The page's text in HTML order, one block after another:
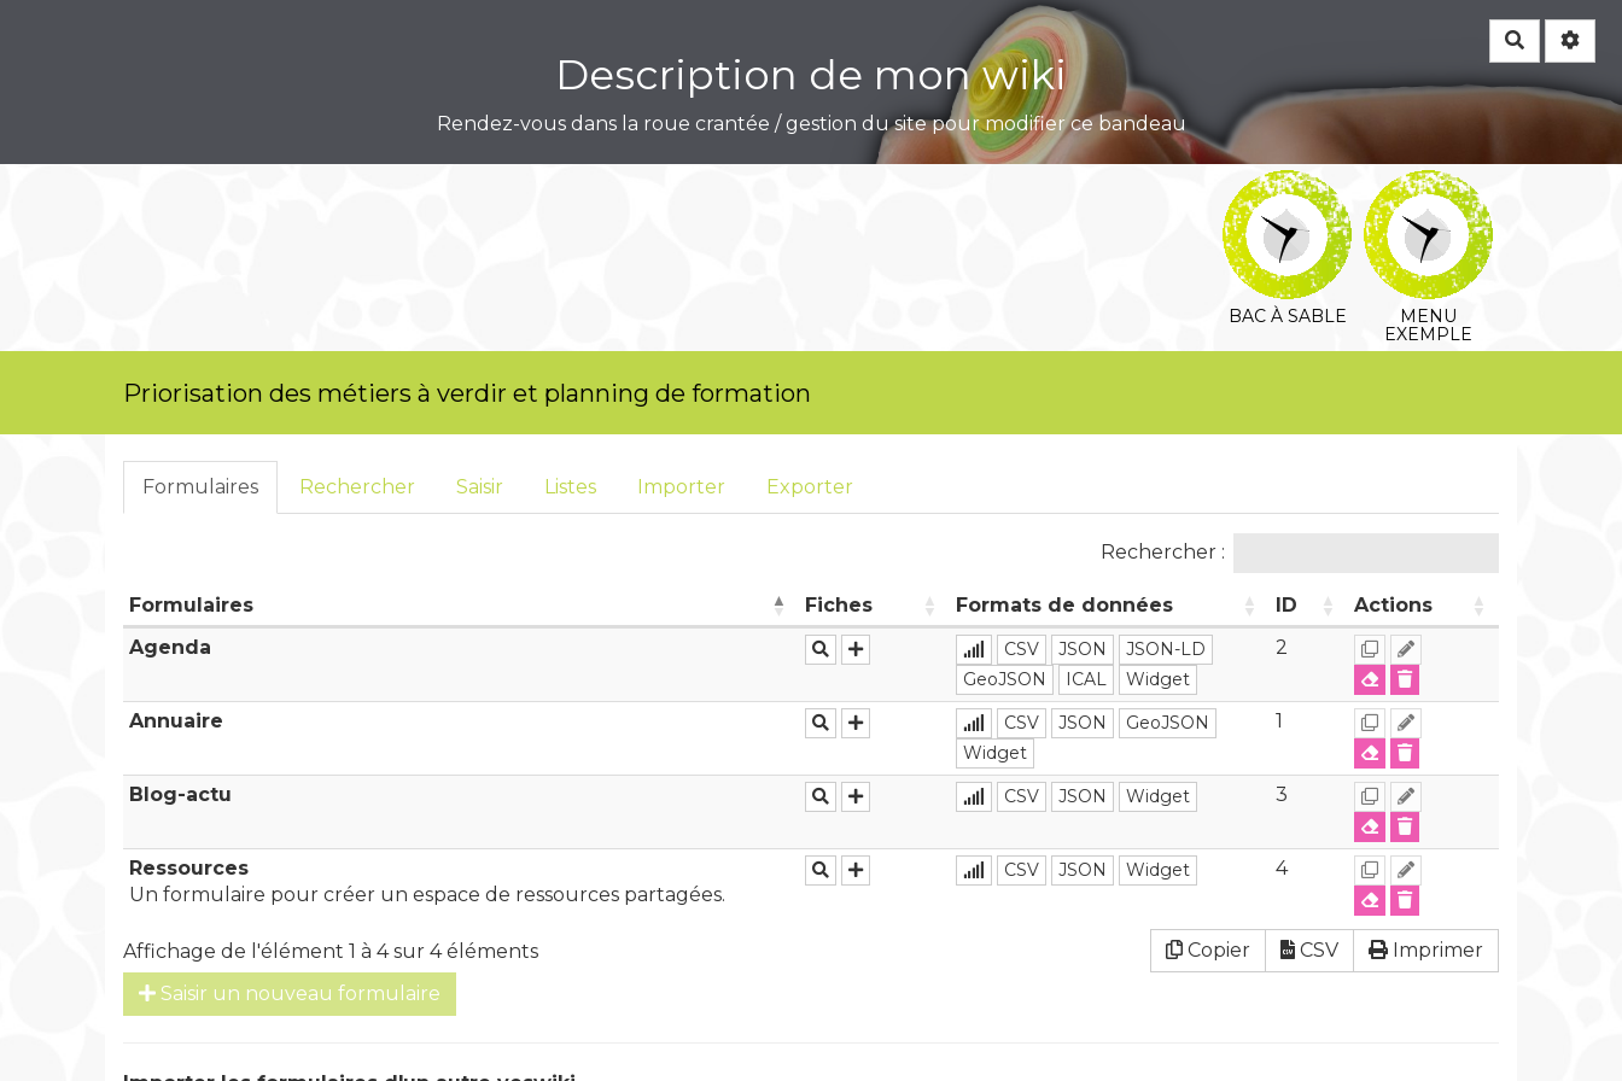
Rechercher
Description de mon wiki
Rendez-vous dans la roue crantée / gestion du site pour modifier ce bandeau
Priorisation des métiers à verdir et planning de formation
BAC À SABLE
MENU
EXEMPLE
Formulaires Rechercher Saisir Listes Importer Exporter
Rechercher :
Formulaires Fiches Formats de données ID
Actions
Agenda
CSV JSON
JSON-LD
GeoJSON
ICAL Widget
2
Annuaire CSV JSON
GeoJSON
Widget
1
Blog-actu CSV JSON Widget 3
Ressources
Un formulaire pour créer un espace de ressources partagées.
CSV JSON Widget 4
Affichage de l'élément 1 à 4 sur 4 éléments Copier CSV
Imprimer
Saisir un nouveau formulaire